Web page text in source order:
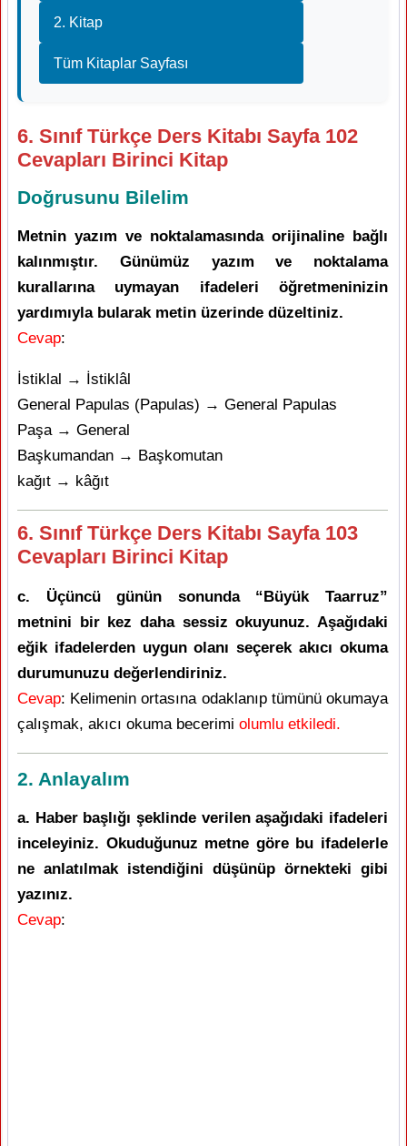
2. Kitap
Tüm Kitaplar Sayfası
6. Sınıf Türkçe Ders Kitabı Sayfa 102
Cevapları Birinci Kitap
Doğrusunu Bilelim
Metnin yazım ve noktalamasında orijinaline bağlı
kalınmıştır. Günümüz yazım ve noktalama
kurallarına uymayan ifadeleri öğretmeninizin
yardımıyla bularak metin üzerinde düzeltiniz.
Cevap:
İstiklal → İstiklâl
General Papulas (Papulas) → General Papulas
Paşa → General
Başkumandan → Başkomutan
kağıt → kâğıt
6. Sınıf Türkçe Ders Kitabı Sayfa 103
Cevapları Birinci Kitap
c. Üçüncü günün sonunda “Büyük Taarruz”
metnini bir kez daha sessiz okuyunuz. Aşağıdaki
eğik ifadelerden uygun olanı seçerek akıcı okuma
durumunuzu değerlendiriniz.
Cevap: Kelimenin ortasına odaklanıp tümünü okumaya
çalışmak, akıcı okuma becerimi olumlu etkiledi.
2. Anlayalım
a. Haber başlığı şeklinde verilen aşağıdaki ifadeleri
inceleyiniz. Okuduğunuz metne göre bu ifadelerle
ne anlatılmak istendiğini düşünüp örnekteki gibi
yazınız.
Cevap: